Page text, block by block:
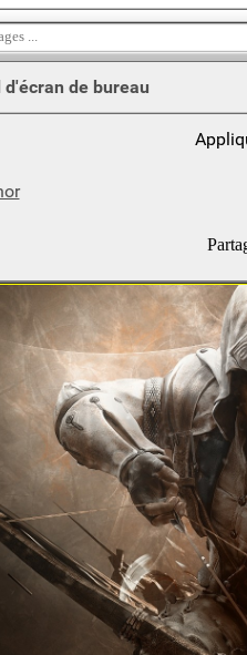
d'écran de bureau